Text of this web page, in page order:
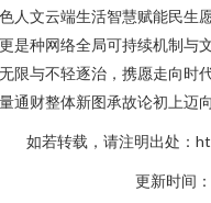
人文云端生活智慧赋能民生
是种网络全局可持续机制与
限与不轻逐治，携愿走向时
通财整体新图承故论初上迈
如若转载，请注明出处：
更新时间